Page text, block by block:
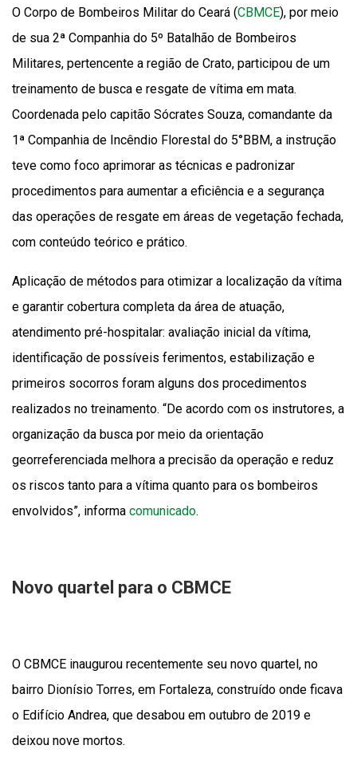
O Corpo de Bombeiros Militar do Ceará (CBMCE), por meio
de sua 2ª Companhia do 5º Batalhão de Bombeiros
Militares, pertencente a região de Crato, participou de um
treinamento de busca e resgate de vítima em mata.
Coordenada pelo capitão Sócrates Souza, comandante da
1ª Companhia de Incêndio Florestal do 5°BBM, a instrução
teve como foco aprimorar as técnicas e padronizar
procedimentos para aumentar a eficiência e a segurança
das operações de resgate em áreas de vegetação fechada,
com conteúdo teórico e prático.
Aplicação de métodos para otimizar a localização da vítima
e garantir cobertura completa da área de atuação,
atendimento pré-hospitalar: avaliação inicial da vítima,
identificação de possíveis ferimentos, estabilização e
primeiros socorros foram alguns dos procedimentos
realizados no treinamento. “De acordo com os instrutores, a
organização da busca por meio da orientação
georreferenciada melhora a precisão da operação e reduz
os riscos tanto para a vítima quanto para os bombeiros
envolvidos”, informa comunicado.
Novo quartel para o CBMCE
O CBMCE inaugurou recentemente seu novo quartel, no
bairro Dionísio Torres, em Fortaleza, construído onde ficava
o Edifício Andrea, que desabou em outubro de 2019 e
deixou nove mortos.